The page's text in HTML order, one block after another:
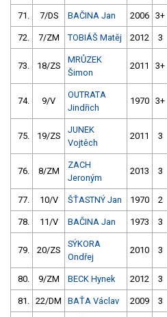
71. 7/DS BAČINA Jan 2006 3+
72. 7/ZM TOBIÁŠ Matěj 2012 3
73. 18/ZS
MRŮZEK
Šimon
2011 3+
74. 9/V
OUTRATA
Jindřich
1970 3+
75. 19/ZS
JUNEK
Vojtěch
2011 3
76. 8/ZM
ZACH
Jeroným
2013 3
77. 10/V ŠŤASTNÝ Jan 1970 2
78. 11/V BAČINA Jan 1973 3
79. 20/ZS
SÝKORA
Ondřej
2010 3
80. 9/ZM BECK Hynek 2012 3
81. 22/DM BAŤA Václav 2009 3